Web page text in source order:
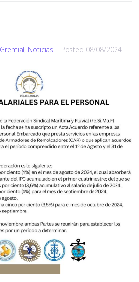
Gremial, Noticias Posted 08/08/2024